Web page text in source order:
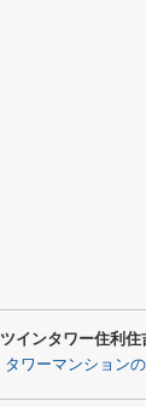
ツインタワー住利
タワーマンション